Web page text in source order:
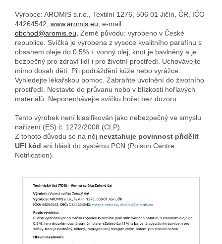
Výrobce: AROMIS s.r.o., Textilní 1276, 506 01 Jičín, ČR, IČO
44264542, www.aromis.eu, e-mail:
obchod@aromis.eu, Země původu: vyrobeno v České
republice. Svíčka je vyrobena z vysoce kvalitního parafínu s
obsahem oleje do 0,5% + vonný olej, knot je bavlněný a je
bezpečný pro zdraví lidí i pro životní prostředí. Uchovávejte
mimo dosah dětí. Při podráždění kůže nebo vyrážce:
Vyhledejte lékařskou pomoc. Zabraňte uvolnění do životního
prostředí. Nestavte do průvanu nebo v blízkosti hořlavých
materiálů. Neponechávejte svíčku hořet bez dozoru.
Tento výrobek není klasifikován jako nebezpečný ve smyslu
nařízení (ES) č. 1272/2008 (CLP).
Z tohoto důvodu se na něj nevztahuje povinnost přidělit
UFI kód ani hlásit do systému PCN (Poison Centre
Notification).